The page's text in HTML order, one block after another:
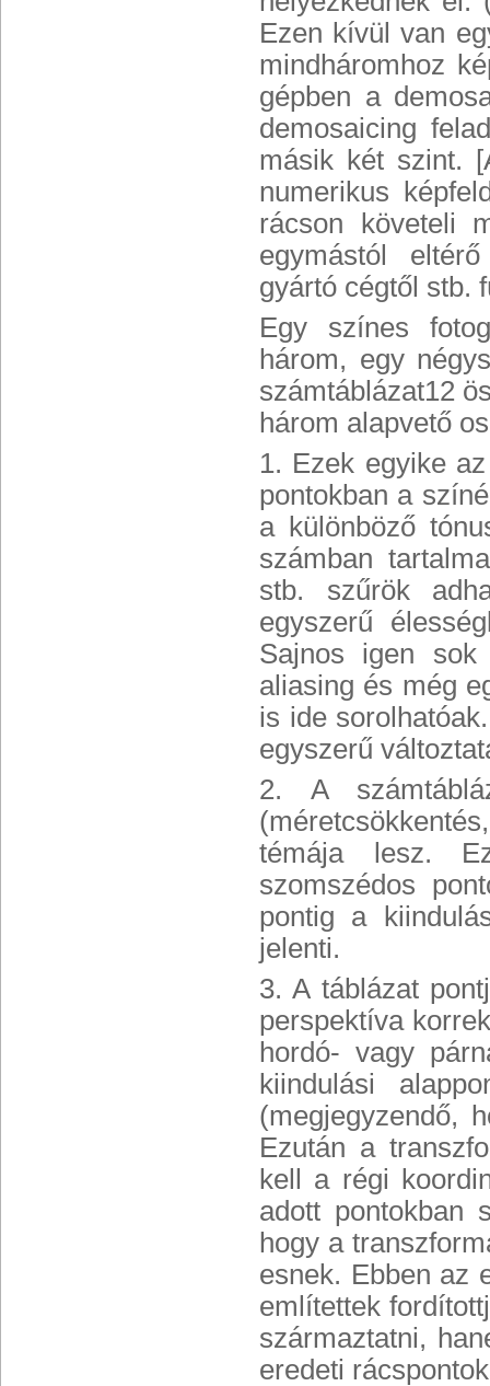
Ezen kívül van
mindháromhoz
gépben a
demosaicing
másik két szint.
numerikus
rácson követeli
egymástól
gyártó cégtől stb.
Egy színes
három, egy
számtáblázat12
három alapvető
1. Ezek egyike
pontokban a
a különböző
számban
stb. szűrök
egyszerű
Sajnos igen sok
aliasing és még
is ide
egyszerű
2. A
témája lesz.
szomszédos
pontig a
jelenti.
3. A táblázat
perspektíva
hordó- vagy
kiindulási
(megjegyzendő,
Ezután a
kell a régi
adott pontokban
hogy a
esnek. Ebben az
említettek
származtatni,
eredeti